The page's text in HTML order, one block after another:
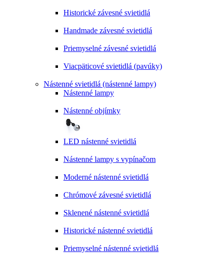
Historické závesné svietidlá
Handmade závesné svietidlá
Priemyselné závesné svietidlá
Viacpäticové svietidlá (pavúky)
Nástenné svietidlá (nástenné lampy)
Nástenné lampy
Nástenné objímky
LED nástenné svietidlá
Nástenné lampy s vypínačom
Moderné nástenné svietidlá
Chrómové závesné svietidlá
Sklenené nástenné svietidlá
Historické nástenné svietidlá
Priemyselné nástenné svietidlá